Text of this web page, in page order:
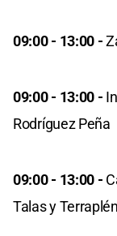
09:00 - 13:00 -
09:00 - 13:00 -
Rodríguez Peña
09:00 - 13:00 -
Talas y